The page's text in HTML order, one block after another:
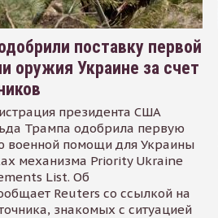
поставку первой
оружия Украине за счет
президента США
Трампа одобрила первую
военной помощи для Украины
механизма Priority Ukraine
List. Об
Reuters со ссылкой на
знакомых с ситуацией